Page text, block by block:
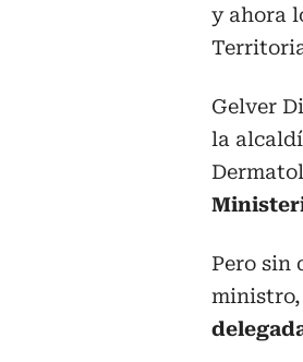
y ahora
Gelver
la
Pero sin
ministro,